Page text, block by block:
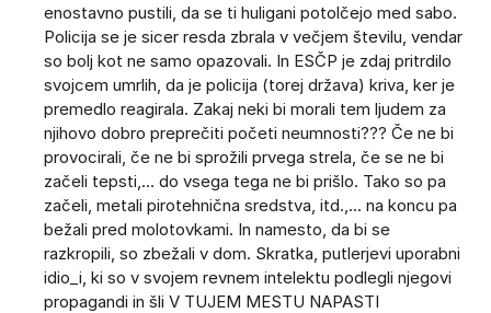
enostavno pustili, da se ti huligani potolčejo med sabo.
Policija se je sicer resda zbrala v večjem številu, vendar
so bolj kot ne samo opazovali. In ESČP je zdaj pritrdilo
svojcem umrlih, da je policija (torej država) kriva, ker je
premedlo reagirala. Zakaj neki bi morali tem ljudem za
njihovo dobro preprečiti početi neumnosti??? Če ne bi
provocirali, če ne bi sprožili prvega strela, če se ne bi
začeli tepsti,... do vsega tega ne bi prišlo. Tako so pa
začeli, metali pirotehnična sredstva, itd.,... na koncu pa
bežali pred molotovkami. In namesto, da bi se
razkropili, so zbežali v dom. Skratka, putlerjevi uporabni
idio_i, ki so v svojem revnem intelektu podlegli njegovi
propagandi in šli V TUJEM MESTU NAPASTI